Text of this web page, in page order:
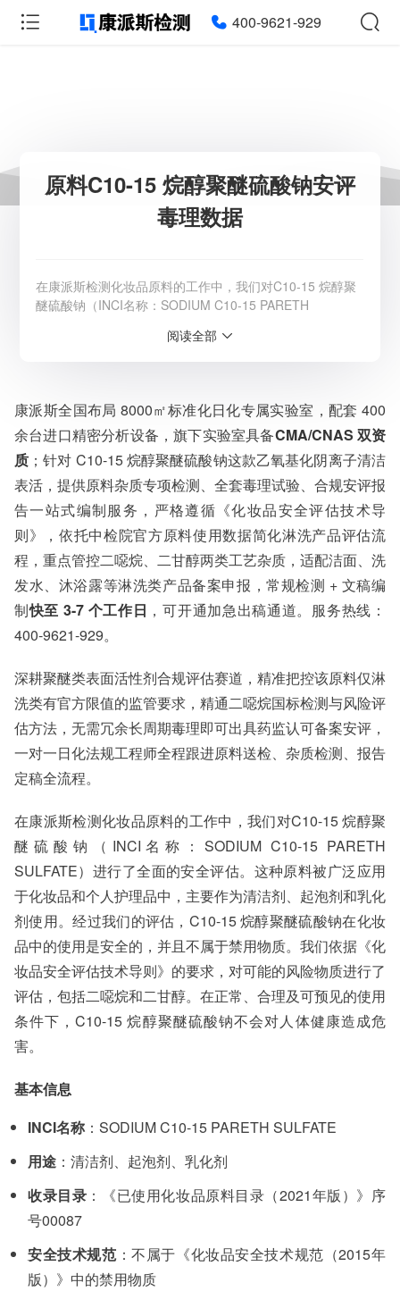
400-9621-929
原料C10-15 烷醇聚醚硫酸钠安评
毒理数据
在康派斯检测化妆品原料的工作中，我们对C10-15 烷醇聚
醚硫酸钠（INCI名称：SODIUM C10-15 PARETH
于化妆品和个人护理品中，主要作为清洁剂、起泡剂和乳化
妆品安全评估技术导则》的要求，对可能的风险物质进行了
评
服务范围：全国
检测周期：5-7个工作日，可加急
相关资质：可提供CMA、CNAS检测报告
服务模式：快递寄样、现场取样、人工送样
服务对象：企事业单位、高等院校、科研院所
服务方向：采购销售、竞标投标、生产研发、科研数据、诊
断优化、司法服务
检测标准：国家标准、行业标准、企业标准、地方标准、国
外标准、非标定制
阅读全部
康派斯全国布局 8000㎡标准化日化专属实验室，配套 400
余台进口精密分析设备，旗下实验室具备CMA/CNAS 双资
质 ；针对 C10-15 烷醇聚醚硫酸钠这款乙氧基化阴离子清洁
表活，提供原料杂质专项检测、全套毒理试验、合规安评报
告一站式编制服务，严格遵循《化妆品安全评估技术导
则》，依托中检院官方原料使用数据简化淋洗产品评估流
程，重点管控二噁烷、二甘醇两类工艺杂质，适配洁面、洗
发水、沐浴露等淋洗类产品备案申报，常规检测 + 文稿编
制快至 3-7 个工作日 ，可开通加急出稿通道。服务热线：
400-9621-929。
深耕聚醚类表面活性剂合规评估赛道，精准把控该原料仅淋
洗类有官方限值的监管要求，精通二噁烷国标检测与风险评
估方法，无需冗余长周期毒理即可出具药监认可备案安评，
一对一日化法规工程师全程跟进原料送检、杂质检测、报告
定稿全流程。
在康派斯检测化妆品原料的工作中，我们对C10-15 烷醇聚
醚硫酸钠（INCI名称：SODIUM C10-15 PARETH
SULFATE）进行了全面的安全评估。这种原料被广泛应用
于化妆品和个人护理品中，主要作为清洁剂、起泡剂和乳化
剂使用。经过我们的评估，C10-15 烷醇聚醚硫酸钠在化妆
品中的使用是安全的，并且不属于禁用物质。我们依据《化
妆品安全评估技术导则》的要求，对可能的风险物质进行了
评估，包括二噁烷和二甘醇。在正常、合理及可预见的使用
条件下，C10-15 烷醇聚醚硫酸钠不会对人体健康造成危
害。
基本信息
INCI名称 ：SODIUM C10-15 PARETH SULFATE
用途 ：清洁剂、起泡剂、乳化剂
收录目录 ：《已使用化妆品原料目录（2021年版）》序
号00087
安全技术规范：不属于《化妆品安全技术规范（2015年
版）》中的禁用物质